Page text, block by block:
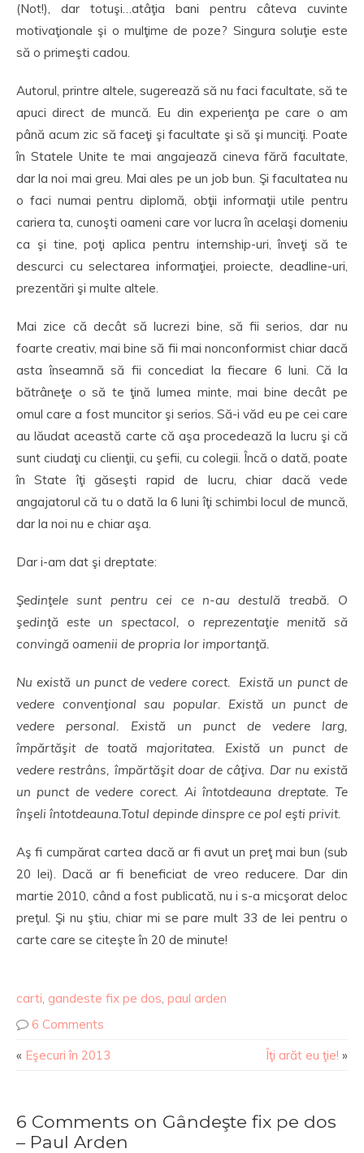
(Not!), dar totuşi…atâţia bani pentru câteva cuvinte
motivaţionale şi o mulţime de poze? Singura soluţie este
să o primeşti cadou.
Autorul, printre altele, sugerează să nu faci facultate, să te
apuci direct de muncă. Eu din experienţa pe care o am
până acum zic să faceţi şi facultate şi să şi munciţi. Poate
în Statele Unite te mai angajează cineva fără facultate,
dar la noi mai greu. Mai ales pe un job bun. Şi facultatea nu
o faci numai pentru diplomă, obţii informaţii utile pentru
cariera ta, cunoşti oameni care vor lucra în acelaşi domeniu
ca şi tine, poţi aplica pentru internship-uri, înveţi să te
descurci cu selectarea informaţiei, proiecte, deadline-uri,
prezentări şi multe altele.
Mai zice că decât să lucrezi bine, să fii serios, dar nu
foarte creativ, mai bine să fii mai nonconformist chiar dacă
asta înseamnă să fii concediat la fiecare 6 luni. Că la
bătrâneţe o să te ţină lumea minte, mai bine decât pe
omul care a fost muncitor şi serios. Să-i văd eu pe cei care
au lăudat această carte că aşa procedează la lucru şi că
sunt ciudaţi cu clienţii, cu şefii, cu colegii. Încă o dată, poate
în State îţi găseşti rapid de lucru, chiar dacă vede
angajatorul că tu o dată la 6 luni îţi schimbi locul de muncă,
dar la noi nu e chiar aşa.
Dar i-am dat şi dreptate:
Şedinţele sunt pentru cei ce n-au destulă treabă. O
şedinţă este un spectacol, o reprezentaţie menită să
convingă oamenii de propria lor importanţă.
Nu există un punct de vedere corect. Există un punct de
vedere convenţional sau popular. Există un punct de
vedere personal. Există un punct de vedere larg,
împărtăşit de toată majoritatea. Există un punct de
vedere restrâns, împărtăşit doar de câţiva. Dar nu există
un punct de vedere corect. Ai întotdeauna dreptate. Te
înşeli întotdeauna.Totul depinde dinspre ce pol eşti privit.
Aş fi cumpărat cartea dacă ar fi avut un preţ mai bun (sub
20 lei). Dacă ar fi beneficiat de vreo reducere. Dar din
martie 2010, când a fost publicată, nu i s-a micşorat deloc
preţul. Şi nu ştiu, chiar mi se pare mult 33 de lei pentru o
carte care se citeşte în 20 de minute!
carti, gandeste fix pe dos, paul arden
6 Comments
« Eşecuri în 2013 Îţi arăt eu ţie! »
6 Comments on Gândeşte fix pe dos
– Paul Arden